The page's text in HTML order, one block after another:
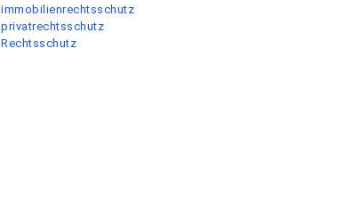
immobilienrechtsschutz
privatrechtsschutz
Rechtsschutz